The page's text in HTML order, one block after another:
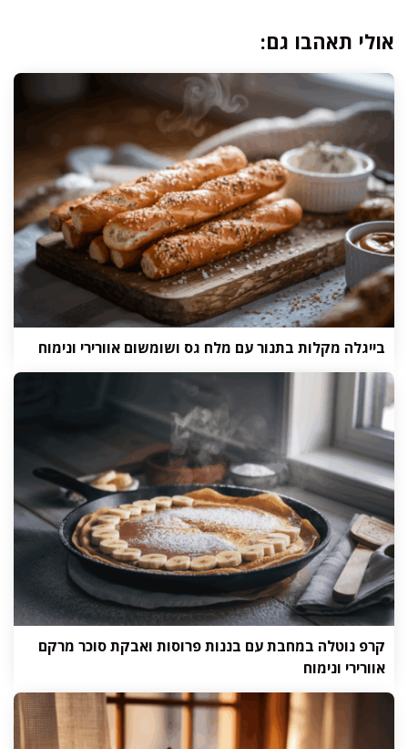
אולי תאהבו גם:
בייגלה מקלות בתנור עם מלח גס ושומשום אוורירי ונימוח
קרפ נוטלה במחבת עם בננות פרוסות ואבקת סוכר מרקם
אוורירי ונימוח